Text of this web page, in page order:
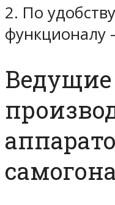
2. По
функционалу